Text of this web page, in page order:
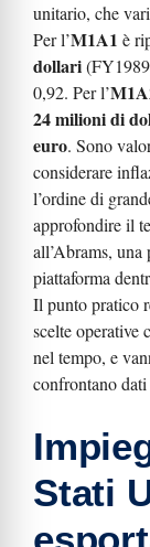
unitario, che
Per l’M1A1 è
dollari
0,92. Per l’
24 milioni di
euro. Sono
considerare
l’ordine di
approfondire il
all’Abrams, una
piattaforma
Il punto pratico
scelte operative
nel tempo, e
confrontano
Stati